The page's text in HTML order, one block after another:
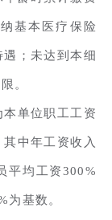
基本医疗保险
；未达到本细
。
本单位职工工资
中年工资收入
平均工资300%
为基数。